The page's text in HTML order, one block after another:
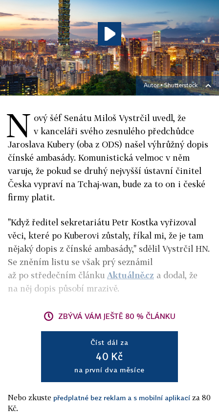
Autor ▪Shutterstock
N ový šéf Senátu Miloš Vystrčil uvedl, že
v kanceláři svého zesnulého předchůdce
Jaroslava Kubery (oba z ODS) našel výhrůžný dopis
čínské ambasády. Komunistická velmoc v něm
varuje, že pokud se druhý nejvyšší ústavní činitel
Česka vypraví na Tchaj-wan, bude za to on i české
firmy platit.
"Když ředitel sekretariátu Petr Kostka vyřizoval
věci, které po Kuberovi zůstaly, říkal mi, že je tam
nějaký dopis z čínské ambasády," sdělil Vystrčil HN.
Se zněním listu se však prý seznámil
až po středečním článku Aktuálně.cz a dodal, že
na něj dopis působí mrazivě.
ZBÝVÁ VÁM JEŠTĚ 80 % ČLÁNKU
Číst dál za
40 Kč
na první dva měsíce
Nebo zkuste předplatné bez reklam a s mobilní aplikací za 80
Kč.